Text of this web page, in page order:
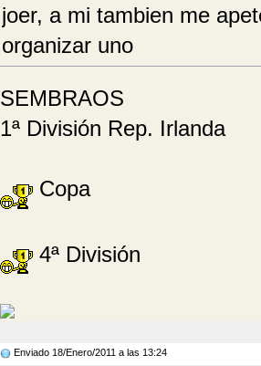
joer, a mi tambien me
organizar uno
SEMBRAOS
1ª División Rep. Irlanda
Copa
4ª División
Enviado 18/Enero/2011 a las 13:24